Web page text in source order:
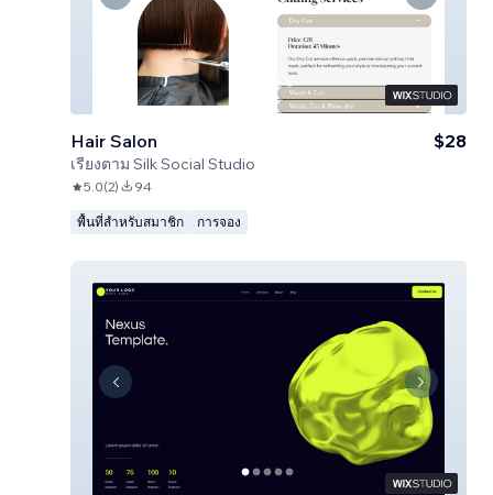
Hair Salon
เรียงตาม Silk Social Studio
$28
5.0(2) 94
พื้นที่สำหรับสมาชิก การจอง